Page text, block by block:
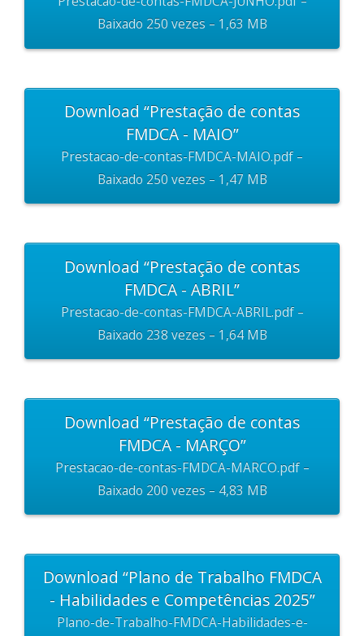
Baixado 250 vezes – 1,63 MB
Download “Prestação de contas
FMDCA - MAIO”
Prestacao-de-contas-FMDCA-MAIO.pdf –
Baixado 250 vezes – 1,47 MB
Download “Prestação de contas
FMDCA - ABRIL”
Prestacao-de-contas-FMDCA-ABRIL.pdf –
Baixado 238 vezes – 1,64 MB
Download “Prestação de contas
FMDCA - MARÇO”
Prestacao-de-contas-FMDCA-MARCO.pdf –
Baixado 200 vezes – 4,83 MB
Download “Plano de Trabalho FMDCA
- Habilidades e Competências 2025”
Plano-de-Trabalho-FMDCA-Habilidades-e-